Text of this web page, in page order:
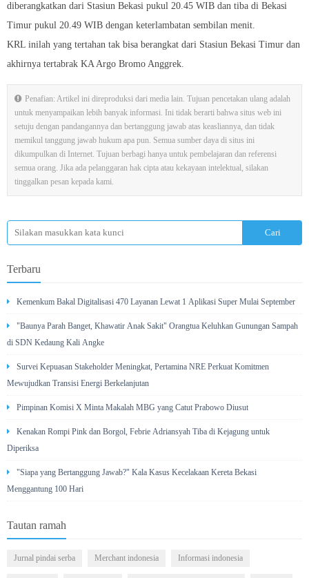
diberangkatkan dari Stasiun Bekasi pukul 20.45 WIB dan tiba di Bekasi
Timur pukul 20.49 WIB dengan keterlambatan sembilan menit.
KRL inilah yang tertahan tak bisa berangkat dari Stasiun Bekasi Timur dan
akhirnya tertabrak KA Argo Bromo Anggrek.
Penafian: Artikel ini direproduksi dari media lain. Tujuan pencetakan ulang adalah
untuk menyampaikan lebih banyak informasi. Ini tidak berarti bahwa situs web ini
setuju dengan pandangannya dan bertanggung jawab atas keasliannya, dan tidak
memikul tanggung jawab hukum apa pun. Semua sumber daya di situs ini
dikumpulkan di Internet. Tujuan berbagi hanya untuk pembelajaran dan referensi
semua orang. Jika ada pelanggaran hak cipta atau kekayaan intelektual, silakan
tinggalkan pesan kepada kami.
Terbaru
Kemenkum Bakal Digitalisasi 470 Layanan Lewat 1 Aplikasi Super Mulai September
"Baunya Parah Banget, Khawatir Anak Sakit" Orangtua Keluhkan Gunungan Sampah
di SDN Kedaung Kali Angke
Survei Kepuasan Stakeholder Meningkat, Pertamina NRE Perkuat Komitmen
Mewujudkan Transisi Energi Berkelanjutan
Pimpinan Komisi X Minta Makalah MBG yang Catut Prabowo Diusut
Kenakan Rompi Pink dan Borgol, Febrie Adriansyah Tiba di Kejagung untuk
Diperiksa
"Siapa yang Bertanggung Jawab?" Kala Kasus Kecelakaan Kereta Bekasi
Menggantung 100 Hari
Tautan ramah
Jurnal pindai serba Merchant indonesia Informasi indonesia